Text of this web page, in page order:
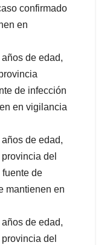
confirmado
en
de edad,
de infección
en vigilancia
de edad,
del
fuente de
mantienen en
de edad,
del